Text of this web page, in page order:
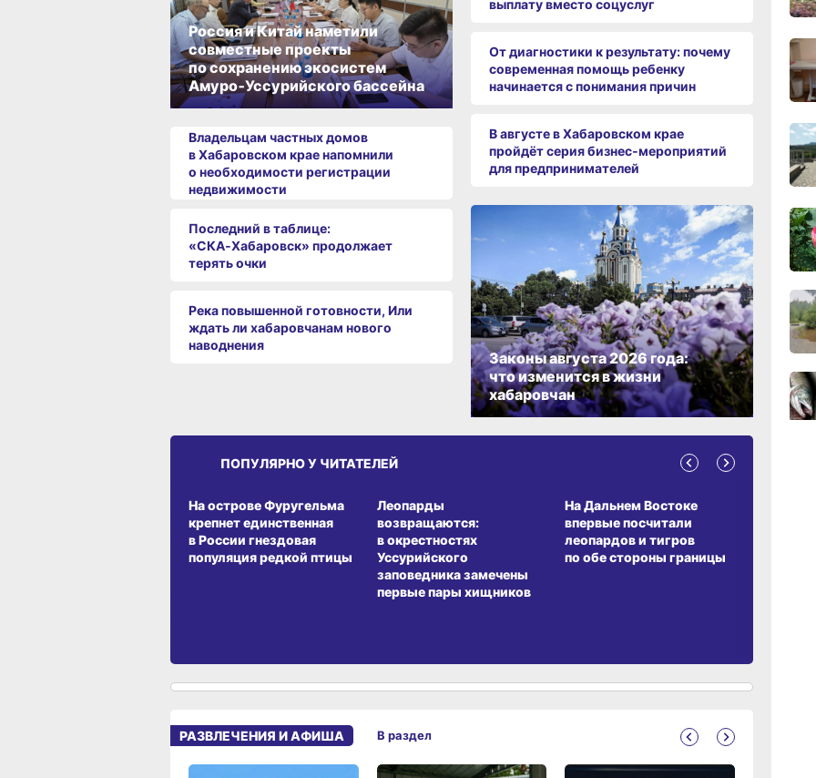
Россия и Китай наметили
совместные проекты
по сохранению экосистем
Амуро‑Уссурийского бассейна
Владельцам частных домов
в Хабаровском крае напомнили
о необходимости регистрации
недвижимости
Последний в таблице:
«СКА‑Хабаровск» продолжает
терять очки
Река повышенной готовности, Или
ждать ли хабаровчанам нового
наводнения
выплату вместо соцуслуг
От диагностики к результату: почему
современная помощь ребенку
начинается с понимания причин
В августе в Хабаровском крае
пройдёт серия бизнес‑мероприятий
для предпринимателей
Законы августа 2026 года:
что изменится в жизни
хабаровчан
ПОПУЛЯРНО У ЧИТАТЕЛЕЙ
На острове Фуругельма
крепнет единственная
в России гнездовая
популяция редкой птицы
Леопарды
возвращаются:
в окрестностях
Уссурийского
заповедника замечены
первые пары хищников
На Дальнем Востоке
впервые посчитали
леопардов и тигров
по обе стороны границы
РАЗВЛЕЧЕНИЯ И АФИША В раздел
12:19,